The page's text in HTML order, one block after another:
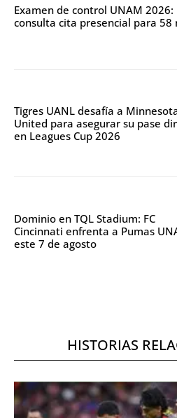
Examen de control UNAM 2026:
consulta cita presencial para 58
Tigres UANL desafía a
United para asegurar su pase
en Leagues Cup 2026
Dominio en TQL Stadium: FC
Cincinnati enfrenta a Pumas
este 7 de agosto
HISTORIAS